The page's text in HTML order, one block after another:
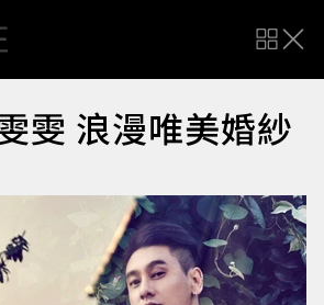
雯 浪漫唯美婚紗